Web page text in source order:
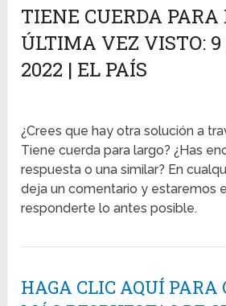
TIENE CUERDA PARA
ÚLTIMA VEZ VISTO: 9
2022 | EL PAÍS
¿Crees que hay otra solución a
Tiene cuerda para largo? ¿Has
respuesta o una similar? En
deja un comentario y estaremos
responderte lo antes posible.
HAGA CLIC AQUÍ PARA